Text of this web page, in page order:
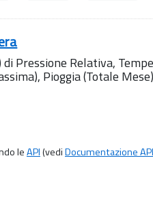
Pressione Relativa,
Pioggia (Totale
leAPI(vediDocumentazione API